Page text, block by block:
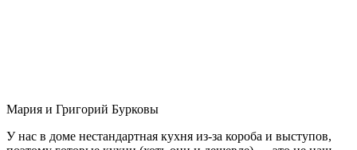
Мария и Григорий Бурковы
У нас в доме нестандартная кухня из-за короба и выступов,